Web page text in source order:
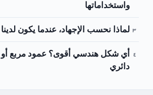
واستخداماتها
لماذا نحسب الإجهاد، عندما يكون
أي شكل هندسي أقوى؟ عمود مربع
دائري